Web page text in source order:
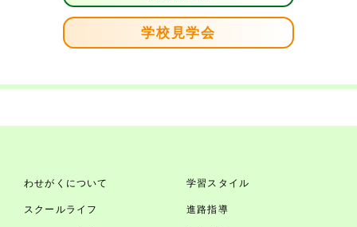
学校見学会
わせがくについて 学習スタイル
スクールライフ 進路指導